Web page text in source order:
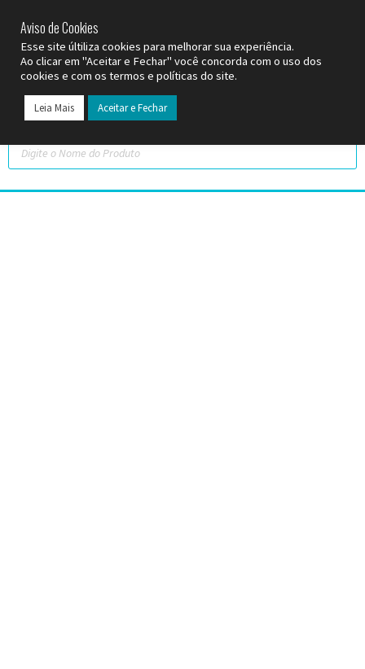
Aviso de Cookies
Esse site últiliza cookies para melhorar sua experiência.
Ao clicar em "Aceitar e Fechar" você concorda com o uso dos
cookies e com os termos e políticas do site.
Leia Mais Aceitar e Fechar